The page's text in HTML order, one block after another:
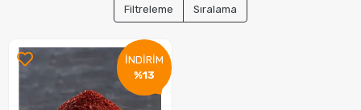
Filtreleme Sıralama
İNDİRİM
%13